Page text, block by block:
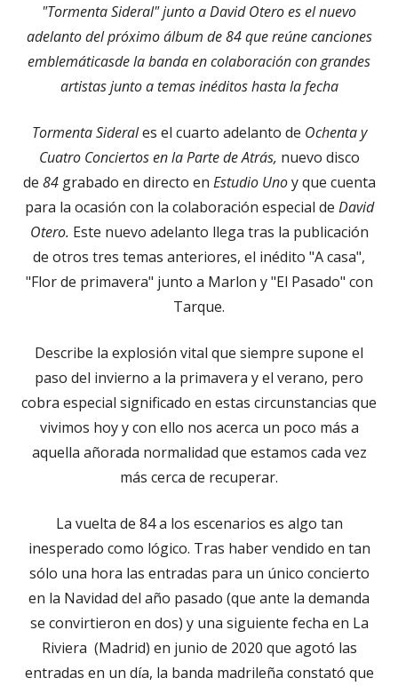
"Tormenta Sideral" junto a David Otero es el nuevo
adelanto del próximo álbum de 84 que reúne canciones
emblemáticasde la banda en colaboración con grandes
artistas junto a temas inéditos hasta la fecha
Tormenta Siderales el cuarto adelanto de Ochenta y
Cuatro Conciertos en la Parte de Atrás, nuevo disco
de 84grabado en directo en Estudio Unoy que cuenta
para la ocasión con la colaboración especial de David
Otero. Este nuevo adelanto llega tras la publicación
de otros tres temas anteriores, el inédito "A casa",
"Flor de primavera" junto a Marlon y "El Pasado" con
Tarque.
Describe la explosión vital que siempre supone el
paso del invierno a la primavera y el verano, pero
cobra especial significado en estas circunstancias que
vivimos hoy y con ello nos acerca un poco más a
aquella añorada normalidad que estamos cada vez
más cerca de recuperar.
La vuelta de 84 a los escenarios es algo tan
inesperado como lógico. Tras haber vendido en tan
sólo una hora las entradas para un único concierto
en la Navidad del año pasado (que ante la demanda
se convirtieron en dos) y una siguiente fecha en La
Riviera (Madrid) en junio de 2020 que agotó las
entradas en un día, la banda madrileña constató que